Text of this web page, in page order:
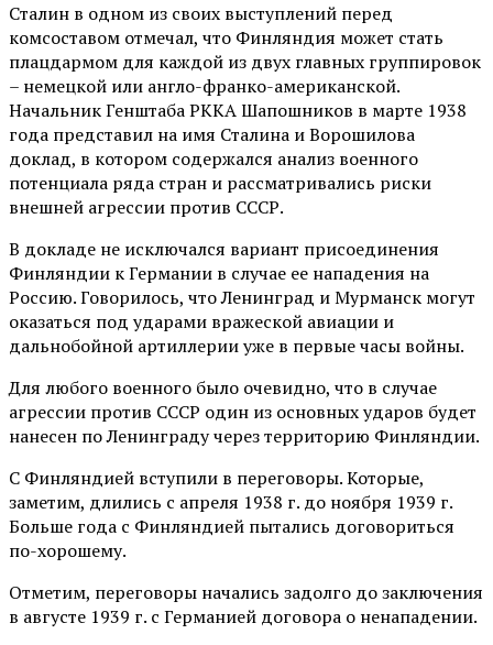
Сталин в одном из своих выступлений перед
комсоставом отмечал, что Финляндия может стать
плацдармом для каждой из двух главных группировок
– немецкой или англо-франко-американской.
Начальник Генштаба РККА Шапошников в марте 1938
года представил на имя Сталина и Ворошилова
доклад, в котором содержался анализ военного
потенциала ряда стран и рассматривались риски
внешней агрессии против СССР.
В докладе не исключался вариант присоединения
Финляндии к Германии в случае ее нападения на
Россию. Говорилось, что Ленинград и Мурманск могут
оказаться под ударами вражеской авиации и
дальнобойной артиллерии уже в первые часы войны.
Для любого военного было очевидно, что в случае
агрессии против СССР один из основных ударов будет
нанесен по Ленинграду через территорию Финляндии.
С Финляндией вступили в переговоры. Которые,
заметим, длились с апреля 1938 г. до ноября 1939 г.
Больше года с Финляндией пытались договориться
по-хорошему.
Отметим, переговоры начались задолго до заключения
в августе 1939 г. с Германией договора о ненападении.